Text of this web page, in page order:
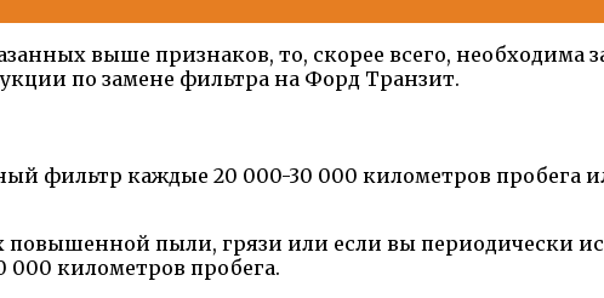
выше признаков, то, скорее всего, необходима
по замене фильтра на Форд Транзит.
фильтр каждые 20 000-30 000 километров пробега
повышенной пыли, грязи или если вы периодически
000 километров пробега.